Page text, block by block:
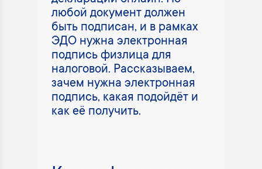
любой документ должен
быть подписан, и в рамках
ЭДО нужна электронная
подпись физлица для
налоговой. Рассказываем,
зачем нужна электронная
подпись, какая подойдёт и
как её получить.